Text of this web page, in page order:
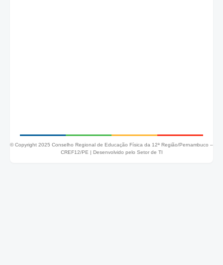
© Copyright 2025 Conselho Regional de Educação Física da 12ª Região/Pernambuco –
CREF12/PE | Desenvolvido pelo Setor de TI